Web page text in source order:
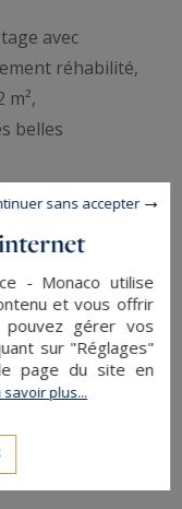
avec
réhabilité,
m²,
belles
d’une
WC.
emplacement
les plus
- Monaco utilise
et vous offrir
pouvez gérer vos
sur "Réglages"
page du site en
savoir plus...
sans accepter